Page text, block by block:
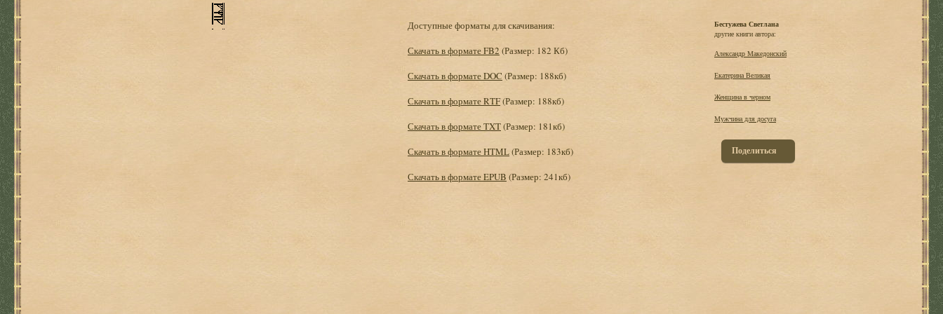
Доступные форматы для скачивания:
Скачать в формате FB2 (Размер: 182 Кб)
Скачать в формате DOC (Размер: 188кб)
Скачать в формате RTF(Размер: 188кб)
Скачать в формате TXT(Размер: 181кб)
Скачать в формате HTML(Размер: 183кб)
Скачать в формате EPUB (Размер: 241кб)
Бестужева Светлана
другие книги автора:
Александр Македонский
Екатерина Великая
Женщина в черном
Мужчина для досуга
Поделиться